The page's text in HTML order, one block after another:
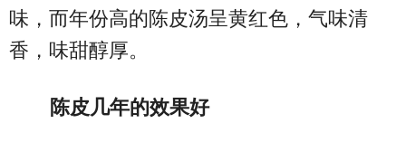
味，而年份高的陈皮汤呈黄红色，气味清
香，味甜醇厚。
陈皮几年的效果好